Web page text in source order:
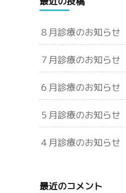
８月診療のお知らせ
７月診療のお知らせ
６月診療のお知らせ
５月診療のお知らせ
４月診療のお知らせ
最近のコメント